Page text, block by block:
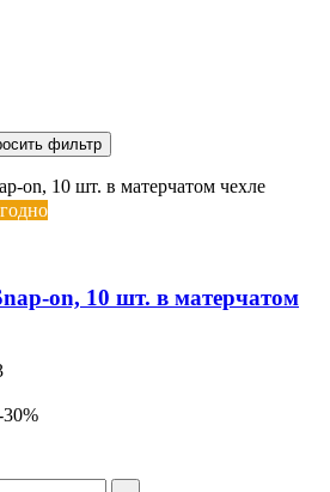
on, 10 шт. в матерчатом
30%